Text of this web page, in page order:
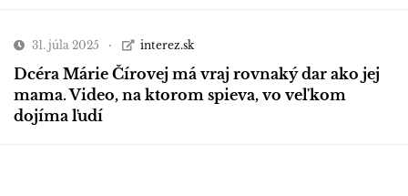
31. júla 2025 interez.sk
Dcéra Márie Čírovej má vraj rovnaký dar ako jej
mama. Video, na ktorom spieva, vo veľkom
dojíma ľudí